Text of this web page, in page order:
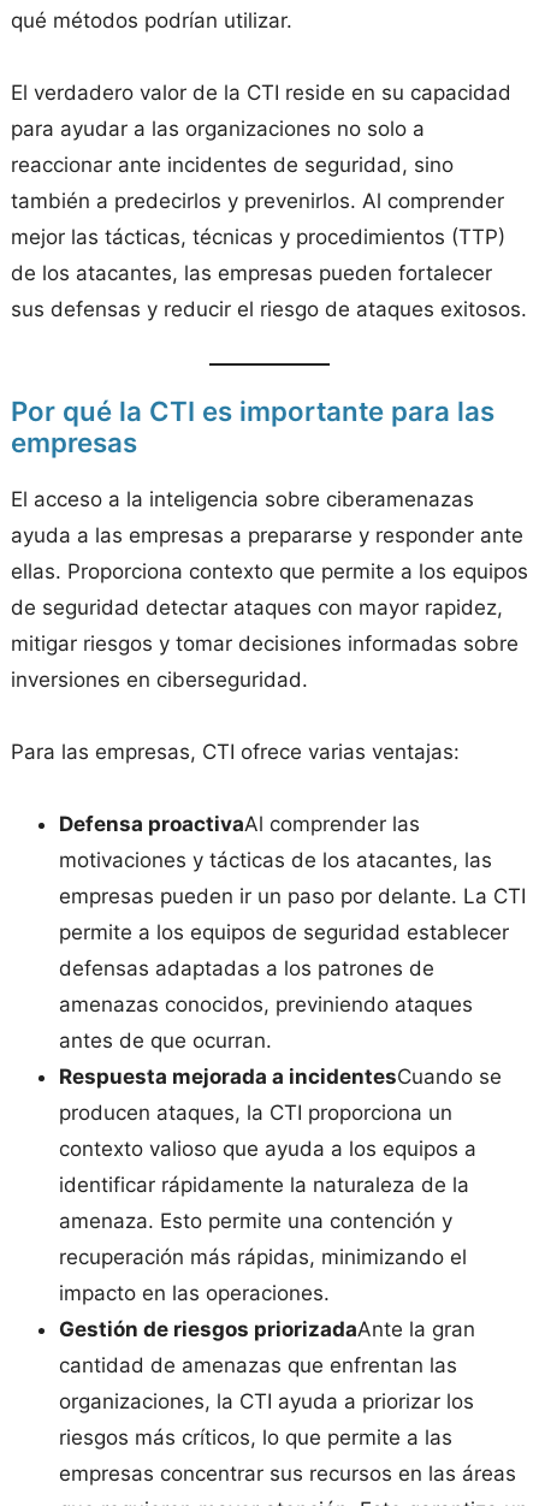
qué métodos podrían utilizar.
El verdadero valor de la CTI reside en su capacidad
para ayudar a las organizaciones no solo a
reaccionar ante incidentes de seguridad, sino
también a predecirlos y prevenirlos. Al comprender
mejor las tácticas, técnicas y procedimientos (TTP)
de los atacantes, las empresas pueden fortalecer
sus defensas y reducir el riesgo de ataques exitosos.
Por qué la CTI es importante para las
empresas
El acceso a la inteligencia sobre ciberamenazas
ayuda a las empresas a prepararse y responder ante
ellas. Proporciona contexto que permite a los equipos
de seguridad detectar ataques con mayor rapidez,
mitigar riesgos y tomar decisiones informadas sobre
inversiones en ciberseguridad.
Para las empresas, CTI ofrece varias ventajas:
Defensa proactivaAl comprender las
motivaciones y tácticas de los atacantes, las
empresas pueden ir un paso por delante. La CTI
permite a los equipos de seguridad establecer
defensas adaptadas a los patrones de
amenazas conocidos, previniendo ataques
antes de que ocurran.
Respuesta mejorada a incidentesCuando se
producen ataques, la CTI proporciona un
contexto valioso que ayuda a los equipos a
identificar rápidamente la naturaleza de la
amenaza. Esto permite una contención y
recuperación más rápidas, minimizando el
impacto en las operaciones.
Gestión de riesgos priorizadaAnte la gran
cantidad de amenazas que enfrentan las
organizaciones, la CTI ayuda a priorizar los
riesgos más críticos, lo que permite a las
empresas concentrar sus recursos en las áreas